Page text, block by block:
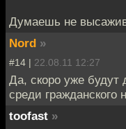
Думаешь не
Nord »
#14 | 22.08.11 12:27
Да, скоро уже будут
среди гражданского
toofast »